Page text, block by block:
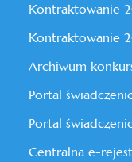
Kontraktowanie
Kontraktowanie
Archiwum
Portal
Portal
Centralna e-